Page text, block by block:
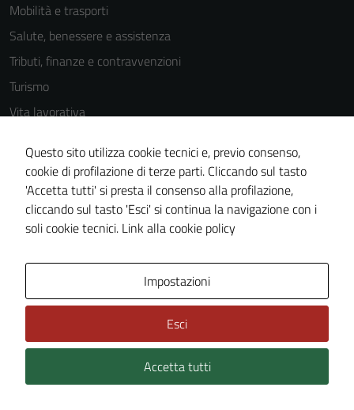
Mobilità e trasporti
Salute, benessere e assistenza
Tributi, finanze e contravvenzioni
Turismo
Vita lavorativa
NOVITÀ
Notizie
Comunicati
VIVERE IL COMUNE
Luoghi
Questo sito utilizza cookie tecnici e, previo consenso,
cookie di profilazione di terze parti. Cliccando sul tasto
'Accetta tutti' si presta il consenso alla profilazione,
cliccando sul tasto 'Esci' si continua la navigazione con i
soli cookie tecnici. Link alla cookie policy
Impostazioni
Esci
Accetta tutti